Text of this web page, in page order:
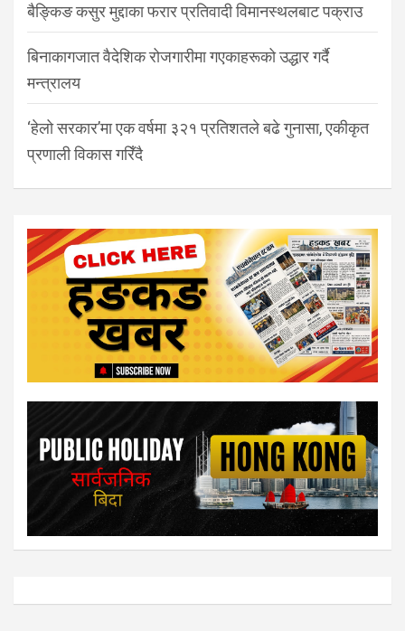
बैङ्किङ कसुर मुद्दाका फरार प्रतिवादी विमानस्थलबाट पक्राउ
बिनाकागजात वैदेशिक रोजगारीमा गएकाहरूको उद्धार गर्दै
मन्त्रालय
‘हेलो सरकार’मा एक वर्षमा ३२१ प्रतिशतले बढे गुनासा, एकीकृत
प्रणाली विकास गरिँदै